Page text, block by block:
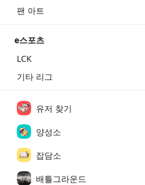
팬 아트
e스포츠
LCK
기타 리그
유저 찾기
양성소
잡담소
배틀그라운드